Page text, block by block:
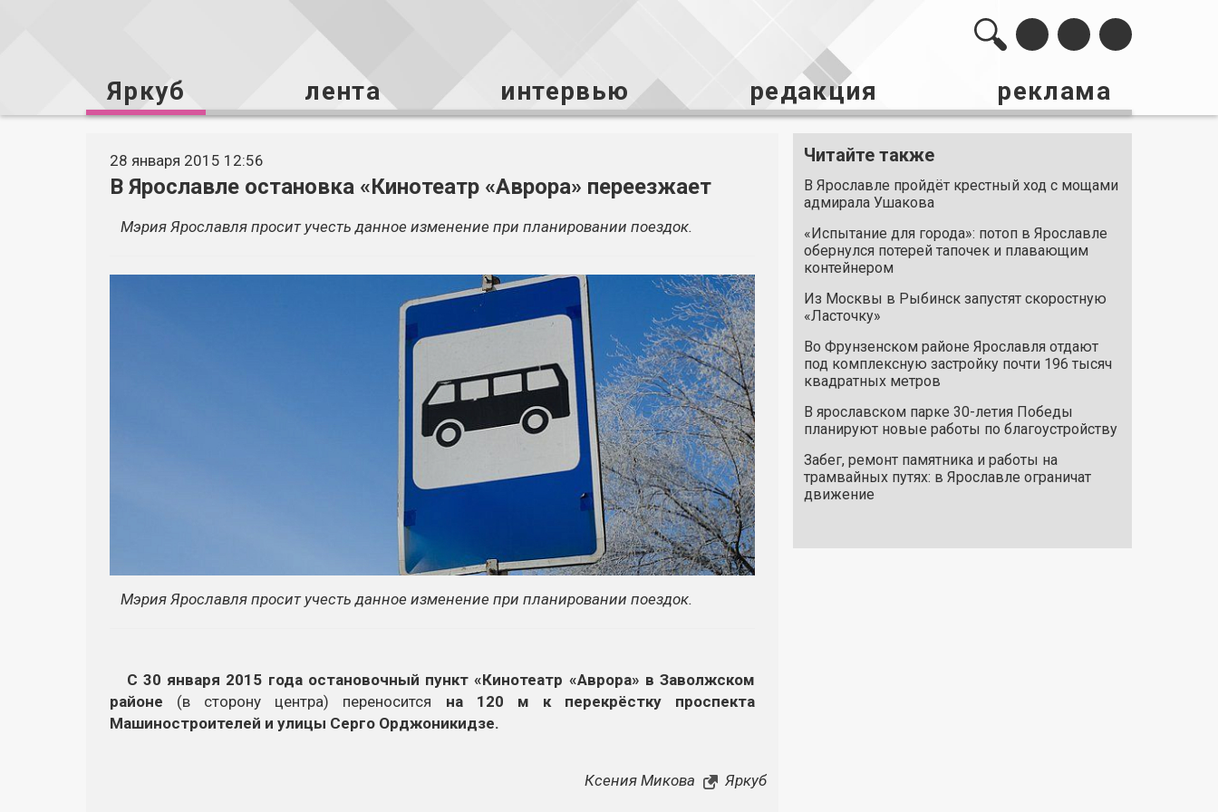
Яркуб лента интервью редакция реклама
28 января 2015 12:56
В Ярославле остановка «Кинотеатр «Аврора» переезжает
Мэрия Ярославля просит учесть данное изменение при планировании поездок.
Мэрия Ярославля просит учесть данное изменение при планировании поездок.
С 30 января 2015 года остановочный пункт «Кинотеатр «Аврора» в Заволжском
районе (в сторону центра) переносится на 120 м к перекрёстку проспекта
Машиностроителей и улицы Серго Орджоникидзе.
Ксения Микова Яркуб
Читайте также
В Ярославле пройдёт крестный ход с мощами
адмирала Ушакова
«Испытание для города»: потоп в Ярославле
обернулся потерей тапочек и плавающим
контейнером
Из Москвы в Рыбинск запустят скоростную
«Ласточку»
Во Фрунзенском районе Ярославля отдают
под комплексную застройку почти 196 тысяч
квадратных метров
В ярославском парке 30-летия Победы
планируют новые работы по благоустройству
Забег, ремонт памятника и работы на
трамвайных путях: в Ярославле ограничат
движение